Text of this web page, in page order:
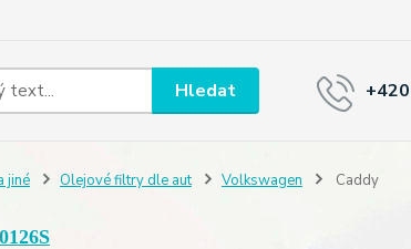
Hledat
jiné Olejové filtry dle aut Volkswagen Caddy